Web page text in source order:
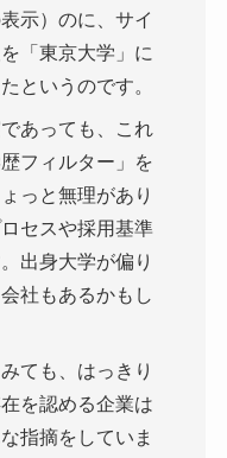
示）のに、サイ
「東京大学」に
というのです。
あっても、これ
フィルター」を
っと無理があり
セスや採用基準
出身大学が偏り
社もあるかもし
ても、はっきり
を認める企業は
指摘をしていま